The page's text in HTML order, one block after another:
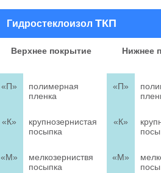
Гидростеклоизол ТКП
Верхнее покрытие Нижнее
«П»
полимерная
пленка
«П»
«К»
крупнозернистая
посыпка
«К»
«М»
мелкозерниствя
посыпка
«М»